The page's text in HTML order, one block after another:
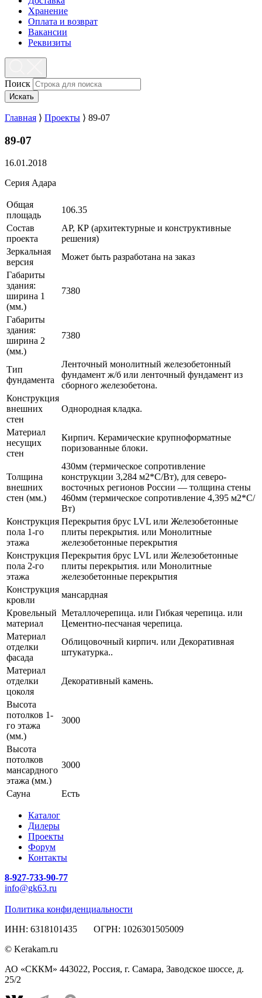
Хранение
Оплата и возврат
Вакансии
Реквизиты
Поиск
Искать
Главная ⟩ Проекты ⟩ 89-07
89-07
16.01.2018
Серия Адара
Общая
площадь
106.35
Состав
проекта
АР, КР (архитектурные и конструктивные
решения)
Зеркальная
версия
Может быть разработана на заказ
Габариты
здания:
ширина 1
(мм.)
7380
Габариты
здания:
ширина 2
(мм.)
7380
Тип
фундамента
Ленточный монолитный железобетонный
фундамент ж/б или ленточный фундамент из
сборного железобетона.
Конструкция
внешних
стен
Однородная кладка.
Материал
несущих
стен
Кирпич. Керамические крупноформатные
поризованные блоки.
Толщина
внешних
стен (мм.)
430мм (термическое сопротивление
конструкции 3,284 м2*С/Вт), для северо-
восточных регионов России — толщина стены
460мм (термическое сопротивление 4,395 м2*С/
Вт)
Конструкция
пола 1-го
этажа
Перекрытия брус LVL или Железобетонные
плиты перекрытия. или Монолитные
железобетонные перекрытия
Конструкция
пола 2-го
этажа
Перекрытия брус LVL или Железобетонные
плиты перекрытия. или Монолитные
железобетонные перекрытия
Конструкция
кровли
мансардная
Кровельный
материал
Металлочерепица. или Гибкая черепица. или
Цементно-песчаная черепица.
Материал
отделки
фасада
Облицовочный кирпич. или Декоративная
штукатурка..
Материал
отделки
цоколя
Декоративный камень.
Высота
потолков 1-
го этажа
(мм.)
3000
Высота
потолков
мансардного
этажа (мм.)
3000
Сауна Есть
Каталог
Дилеры
Проекты
Форум
Контакты
8-927-733-90-77
info@gk63.ru
Политика конфиденциальности
ИНН: 6318101435 ОГРН: 1026301505009
© Kerakam.ru
АО «СККМ» 443022, Россия, г. Самара, Заводское шоссе, д.
25/2